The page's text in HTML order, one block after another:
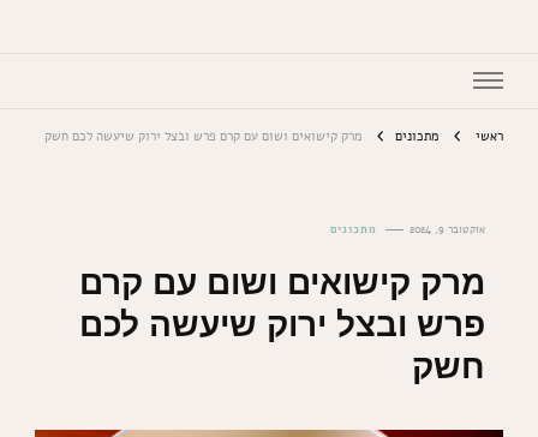
ראשי מתכונים מרק קישואים ושום עם קרם פרש ובצל ירוק שיעשה לכם חשק
אוקטובר 9, 2024 מתכונים
מרק קישואים ושום עם קרם
פרש ובצל ירוק שיעשה לכם
חשק